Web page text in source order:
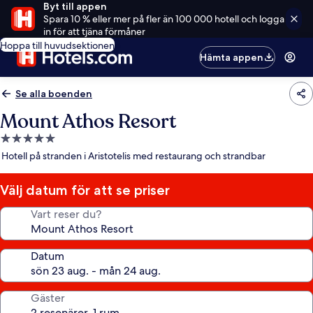
Byt till appen
Spara 10 % eller mer på fler än 100 000 hotell och logga
in för att tjäna förmåner
Hoppa till huvudsektionen
Hämta appen
Se alla boenden
Mount Athos Resort
5.0-
stjärnigt
Hotell på stranden i Aristotelis med restaurang och strandbar
Välj datum för att se priser
Vart reser du?
Datum
Gäster